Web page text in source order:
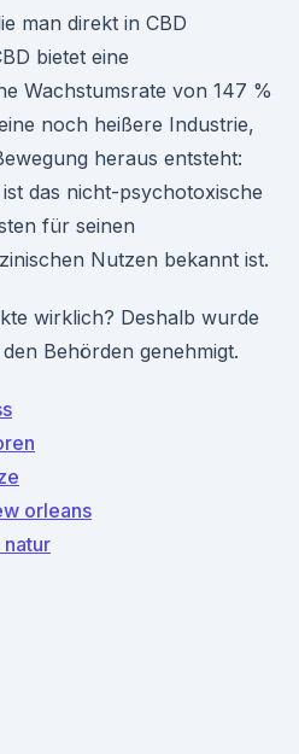
man direkt in CBD
bietet eine
Wachstumsrate von 147 %
noch heißere Industrie,
heraus entsteht:
das nicht-psychotoxische
für seinen
Nutzen bekannt ist.
wirklich? Deshalb wurde
Behörden genehmigt.
orleans